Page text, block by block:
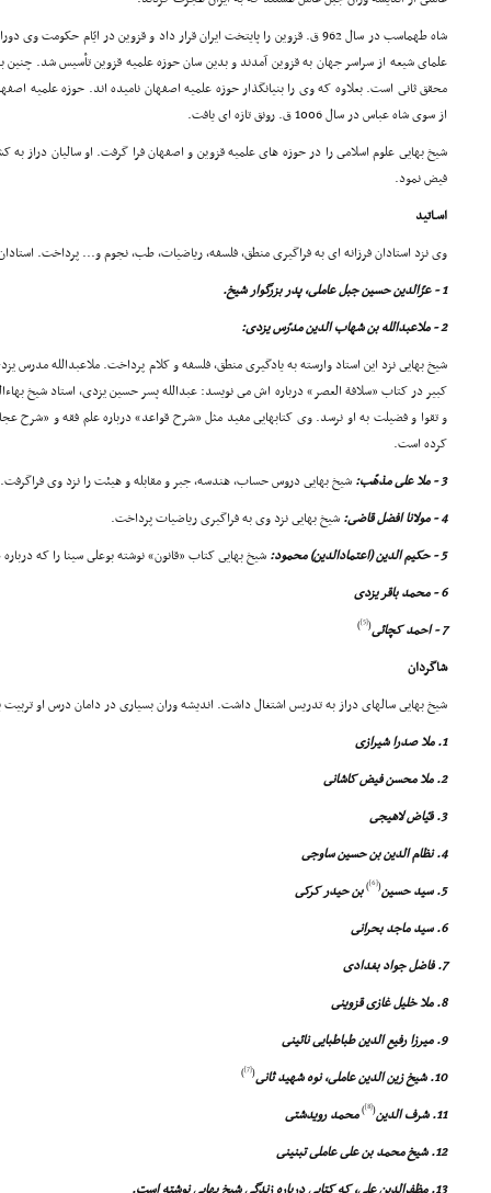
شاه طهماسب در سال 962 ق. قزوین را پایتخت ایران قرار داد و قزوین در ایّام
علماى شیعه از سراسر جهان به قزوین آمدند و بدین سان حوزه علمیه قزوین تأسیس شد. چنین
محقق ثانى است. بعلاوه که وى را بنیانگذار حوزه علمیه اصفهان نامیده اند. حوزه علمیه
از سوى شاه عباس در سال 1006 ق. رونق تازه اى یافت.
شیخ بهایى علوم اسلامى را در حوزه هاى علمیه قزوین و اصفهان فرا گرفت. او سالیان دراز
فیض نمود.
اسـاتید
وى نزد استادان فرزانه اى به فراگیرى منطق، فلسفه، ریاضیات، طب، نجوم و... پرداخت. استادان
1 - عزّالدین حسین جبل عاملى، پدر بزرگوار شیخ.
2 - ملاعبدالله بن شهاب الدین مدرّس یزدى:
شیخ بهایى نزد این استاد وارسته به یادگیرى منطق، فلسفه و کلام پرداخت. ملاعبدالله
کبیر در کتاب «سلافة العصر» درباره اش مى نویسد: عبدالله پسر حسین یزدى، استاد شیخ
و تقوا و فضیلت به او نرسد. وى کتابهایى مفید مثل «شرح قواعد» درباره علم فقه و «شرح
کرده است.
3 - ملا على مذهّب:
شیخ بهایى دروس حساب، هندسه، جبر و مقابله و هیئت را نزد وى فراگرفت.
4 - مولانا افضل قاضى:
شیخ بهایى نزد وى به فراگیرى ریاضیات پرداخت.
5 - حکیم الدین (اعتمادالدین) محمود:
شیخ بهایى کتاب «قانون» نوشته بوعلى سینا را که
6 - محمد باقر یزدى
7 - احمد کچائى
(
[5]
)
شاگردان
شیخ بهایى سالهاى دراز به تدریس اشتغال داشت. اندیشه وران بسیارى در دامان درس او تربیت
1. ملا صدرا شیرازى
2. ملا محسن فیض کاشانى
3. فیّاض لاهیجى
4. نظام الدین بن حسین ساوجى
5. سید حسین
(
[6]
)بن حیدر کرکى
6. سید ماجد بحرانى
7. فاضل جواد بغدادى
8. ملا خلیل غازى قزوینى
9. میرزا رفیع الدین طباطبایى نائینى
10. شیخ زین الدین عاملى، نوه شهید ثانى
(
[7]
)
11. شرف الدین (
[8]
)محمد رویدشتى
12. شیخ محمد بن على عاملى تبنینى